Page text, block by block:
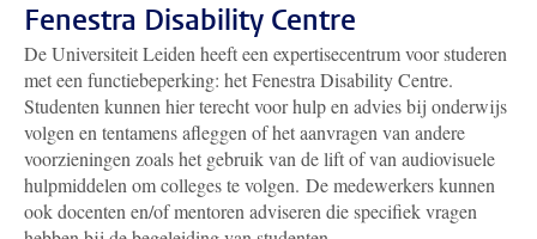
Fenestra Disability Centre
De Universiteit Leiden heeft een expertisecentrum voor studeren
met een functiebeperking: het Fenestra Disability Centre.
Studenten kunnen hier terecht voor hulp en advies bij onderwijs
volgen en tentamens afleggen of het aanvragen van andere
voorzieningen zoals het gebruik van de lift of van audiovisuele
hulpmiddelen om colleges te volgen. De medewerkers kunnen
ook docenten en/of mentoren adviseren die specifiek vragen